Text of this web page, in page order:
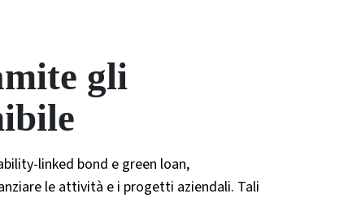
gli
linked bond e green loan,
le attività e i progetti aziendali. Tali